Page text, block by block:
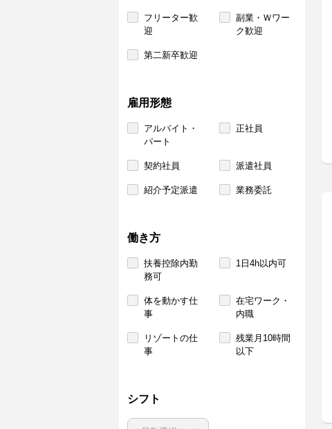
フリーター歓
迎
副業・Ｗワー
ク歓迎
第二新卒歓迎
雇用形態
アルバイト・
パート
正社員
契約社員 派遣社員
紹介予定派遣 業務委託
働き方
扶養控除内勤
務可
1日4h以内可
体を動かす仕
事
在宅ワーク・
内職
リゾートの仕
事
残業月10時間
以下
シフト